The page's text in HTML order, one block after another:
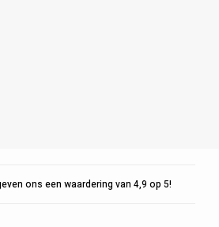
ons een waardering van 4,9 op 5!